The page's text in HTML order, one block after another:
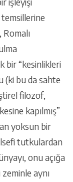
bir “kesinlikleri
(ki bu da sahte
filozof,
kapılmış”
yoksun bir
tutkulardan
onu açığa
aynı